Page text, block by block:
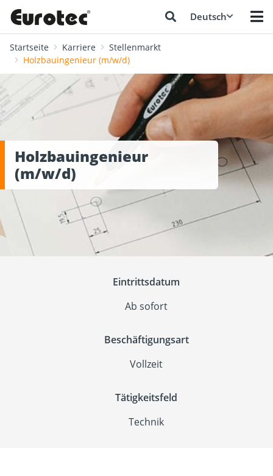
Deutsch
Startseite Karriere
Stellenmarkt
Holzbauingenieur (m/w/d)
Holzbauingenieur
(m/w/d)
Eintrittsdatum
Ab sofort
Beschäftigungsart
Vollzeit
Tätigkeitsfeld
Technik